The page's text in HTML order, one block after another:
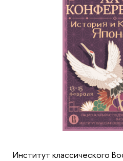
Институт классического